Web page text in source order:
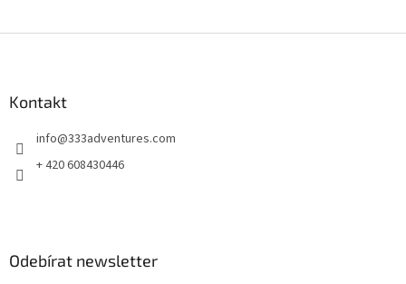
Kontakt
info@333adventures.com
+ 420 608430446
Odebírat newsletter